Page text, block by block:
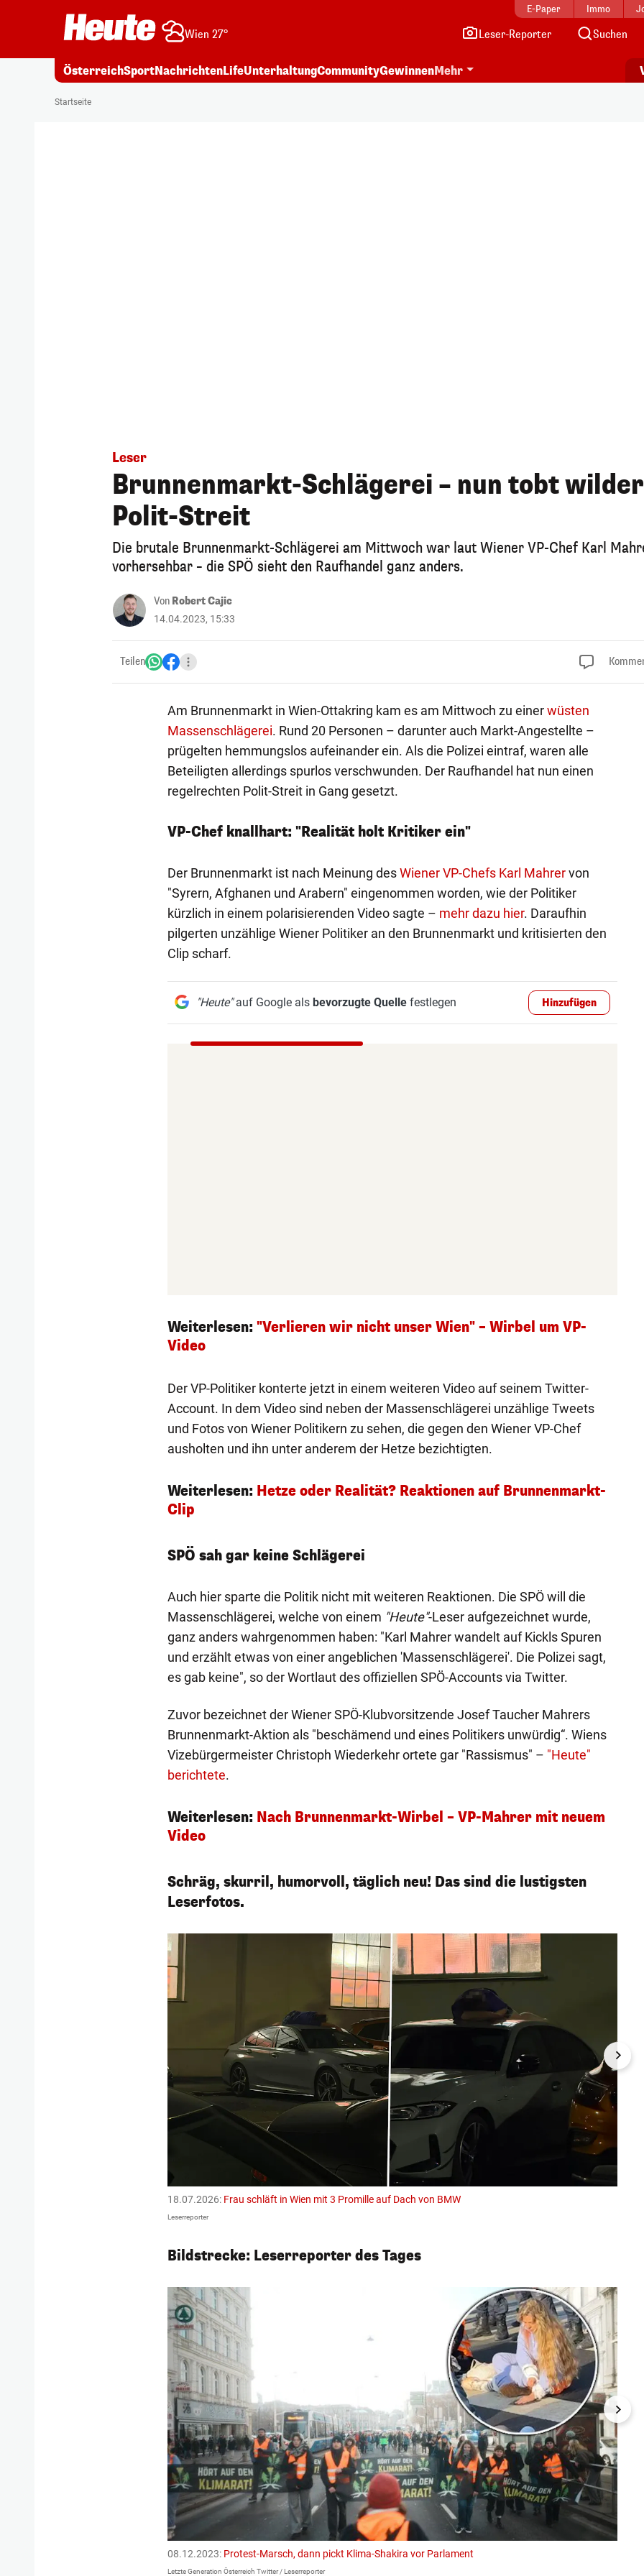
E-Paper Immo
Wien 27° Leser-Reporter Suchen
ÖsterreichSportNachrichtenLifeUnterhaltungCommunityGewinnenMehr
Startseite
Leser
Brunnenmarkt-Schlägerei – nun tobt wilder
Polit-Streit
Die brutale Brunnenmarkt-Schlägerei am Mittwoch war laut Wiener VP-Chef Karl
vorhersehbar – die SPÖ sieht den Raufhandel ganz anders.
Von Robert Cajic
14.04.2023, 15:33
Teilen
Am Brunnenmarkt in Wien-Ottakring kam es am Mittwoch zu einerwüsten
Massenschlägerei. Rund 20 Personen – darunter auch Markt-Angestellte –
prügelten hemmungslos aufeinander ein. Als die Polizei eintraf, waren alle
Beteiligten allerdings spurlos verschwunden. Der Raufhandel hat nun einen
regelrechten Polit-Streit in Gang gesetzt.
VP-Chef knallhart: "Realität holt Kritiker ein"
Der Brunnenmarkt ist nach Meinung desWiener VP-Chefs Karl Mahrervon
"Syrern, Afghanen und Arabern" eingenommen worden, wie der Politiker
kürzlich in einem polarisierenden Video sagte – mehr dazu hier. Daraufhin
pilgerten unzählige Wiener Politiker an den Brunnenmarkt und kritisierten den
Clip scharf.
"Heute"auf Google als bevorzugte Quellefestlegen Hinzufügen
Weiterlesen: "Verlieren wir nicht unser Wien" – Wirbel um VP-
Video
Der VP-Politiker konterte jetzt in einem weiteren Video auf seinem Twitter-
Account. In dem Video sind neben der Massenschlägerei unzählige Tweets
und Fotos von Wiener Politikern zu sehen, die gegen den Wiener VP-Chef
ausholten und ihn unter anderem der Hetze bezichtigten.
Weiterlesen: Hetze oder Realität? Reaktionen auf Brunnenmarkt-
Clip
SPÖ sah gar keine Schlägerei
Auch hier sparte die Politik nicht mit weiteren Reaktionen. Die SPÖ will die
Massenschlägerei, welche von einem "Heute"-Leser aufgezeichnet wurde,
ganz anders wahrgenommen haben: "Karl Mahrer wandelt auf Kickls Spuren
und erzählt etwas von einer angeblichen 'Massenschlägerei'. Die Polizei sagt,
es gab keine", so der Wortlaut des offiziellen SPÖ-Accounts via Twitter.
Zuvor bezeichnet der Wiener SPÖ-Klubvorsitzende Josef Taucher Mahrers
Brunnenmarkt-Aktion als "beschämend und eines Politikers unwürdig“. Wiens
Vizebürgermeister Christoph Wiederkehr ortete gar "Rassismus" – "Heute"
berichtete.
Weiterlesen: Nach Brunnenmarkt-Wirbel – VP-Mahrer mit neuem
Video
Schräg, skurril, humorvoll, täglich neu! Das sind die lustigsten
Leserfotos.
18.07.2026: Frau schläft in Wien mit 3 Promille auf Dach von BMW
Leserreporter
Bildstrecke: Leserreporter des Tages
08.12.2023: Protest-Marsch, dann pickt Klima-Shakira vor Parlament
Letzte Generation Österreich Twitter / Leserreporter